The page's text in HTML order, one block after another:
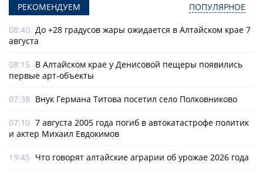
РЕКОМЕНДУЕМ ПОПУЛЯРНОЕ
08:40 До +28 градусов жары ожидается в Алтайском крае 7
августа
08:15 В Алтайском крае у Денисовой пещеры появились
первые арт-объекты
07:38 Внук Германа Титова посетил село Полковниково
07:10 7 августа 2005 года погиб в автокатастрофе политик
и актер Михаил Евдокимов
19:45 Что говорят алтайские аграрии об урожае 2026 года